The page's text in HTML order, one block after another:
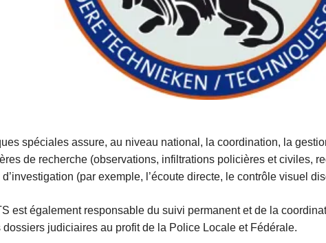
spéciales assure, au niveau national, la coordination, la
de recherche (observations, infiltrations policières et civiles,
d’investigation (par exemple, l’écoute directe, le contrôle visuel
est également responsable du suivi permanent et de la
judiciaires au profit de la Police Locale et Fédérale.